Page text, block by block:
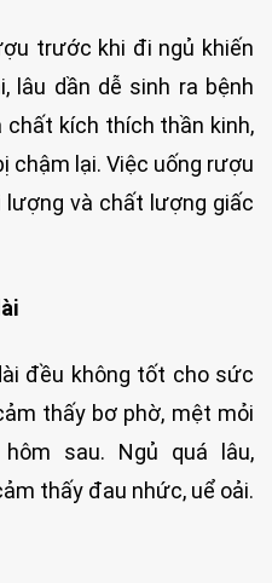
trước khi đi ngủ khiến
lâu dần dễ sinh ra bệnh
chất kích thích thần kinh,
chậm lại. Việc uống rượu
và chất lượng giấc
đều không tốt cho sức
thấy bơ phờ, mệt mỏi
sau. Ngủ quá lâu,
thấy đau nhức, uể oải.